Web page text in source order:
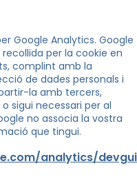
Google Analytics. Google
per la cookie en
complint amb la
de dades personals i
la amb tercers,
sigui necessari per al
no associa la vostra
que tingui.
analytics/